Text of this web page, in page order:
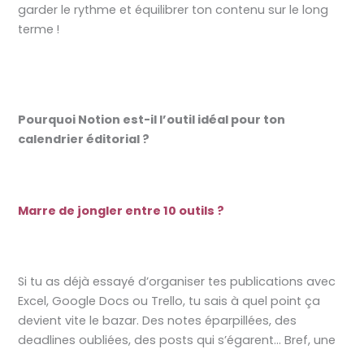
garder le rythme et équilibrer ton contenu sur le long
terme !
Pourquoi Notion est-il l’outil idéal pour ton
calendrier éditorial ?
Marre de jongler entre 10 outils ?
Si tu as déjà essayé d’organiser tes publications avec
Excel, Google Docs ou Trello, tu sais à quel point ça
devient vite le bazar. Des notes éparpillées, des
deadlines oubliées, des posts qui s’égarent… Bref, une